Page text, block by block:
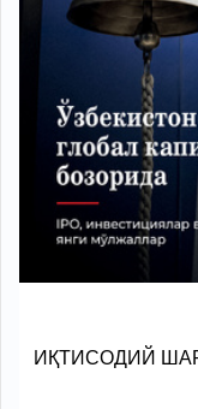
ИҚТИСОДИЙ